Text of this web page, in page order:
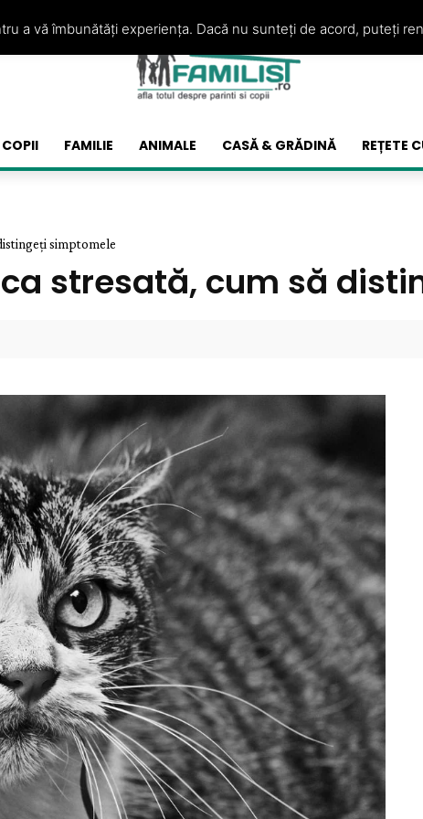
COPII FAMILIE ANIMALE CASĂ & GRĂDINĂ REȚETE
simptomele
stresată, cum să
a vă îmbunătăți experiența. Dacă nu sunteți de acord, puteți